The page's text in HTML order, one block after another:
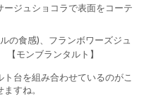
ジュショコラで表面をコーテ
の食感)、フランボワーズジュ
【モンブランタルト】
台を組み合わせているのがこ
すね。